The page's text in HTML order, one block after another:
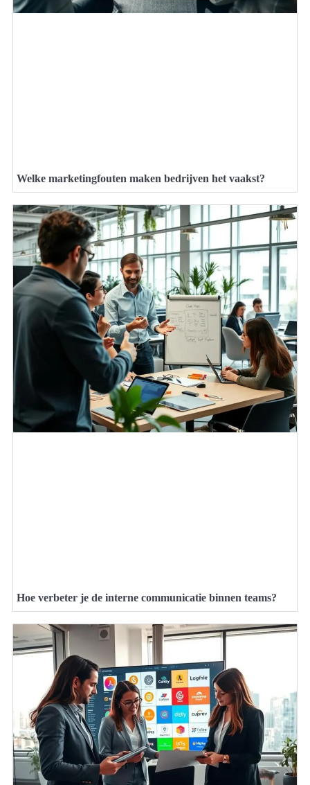
Welke marketingfouten maken bedrijven het vaakst?
Hoe verbeter je de interne communicatie binnen teams?